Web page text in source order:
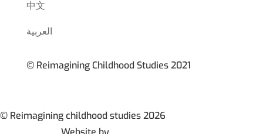
中文
العربية
© Reimagining Childhood Studies 2021
© Reimagining childhood studies 2026